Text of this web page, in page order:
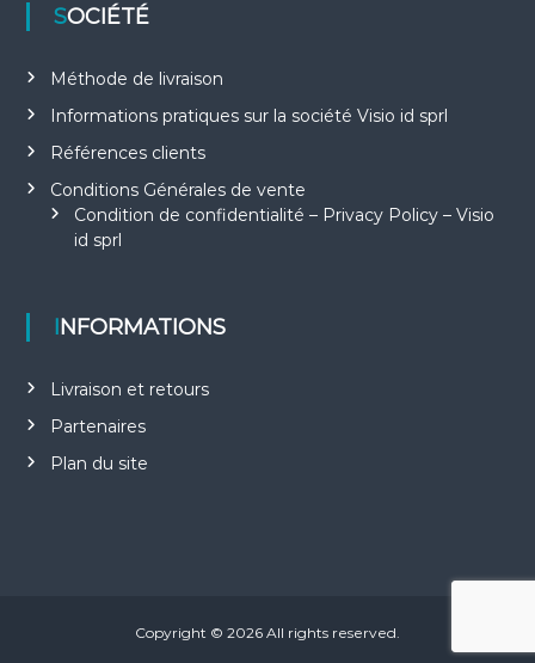
SOCIÉTÉ
Méthode de livraison
Informations pratiques sur la société Visio id sprl
Références clients
Conditions Générales de vente
Condition de confidentialité – Privacy Policy – Visio
id sprl
INFORMATIONS
Livraison et retours
Partenaires
Plan du site
Copyright © 2026 All rights reserved.